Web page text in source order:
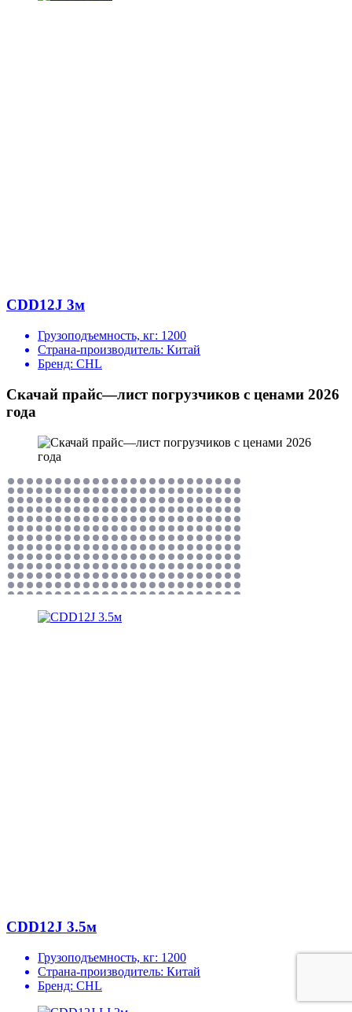
CDD12J 3м
Грузоподъемность, кг: 1200
Страна-производитель: Китай
Бренд: CHL
Скачай прайс—лист погрузчиков с ценами 2026
года
CDD12J 3.5м
Грузоподъемность, кг: 1200
Страна-производитель: Китай
Бренд: CHL